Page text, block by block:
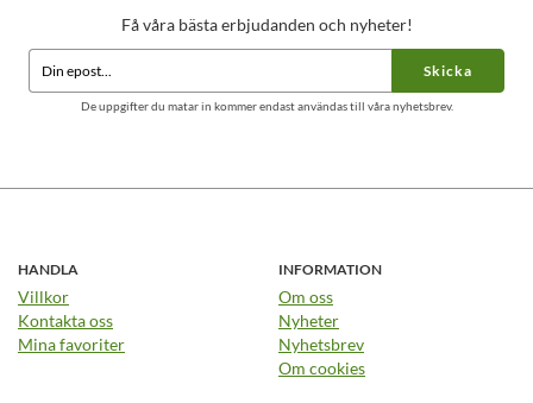
Få våra bästa erbjudanden och nyheter!
Skicka
De uppgifter du matar in kommer endast användas till våra nyhetsbrev.
HANDLA
Villkor
Kontakta oss
Mina favoriter
INFORMATION
Om oss
Nyheter
Nyhetsbrev
Om cookies